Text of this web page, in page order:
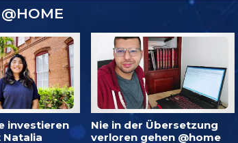
investieren
Natalia
Nie in der Übersetzung
verloren gehen @home